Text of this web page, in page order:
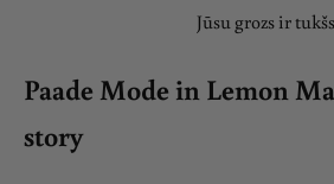
Jūsu grozs ir tukšs
Paade Mode in Lemon
story